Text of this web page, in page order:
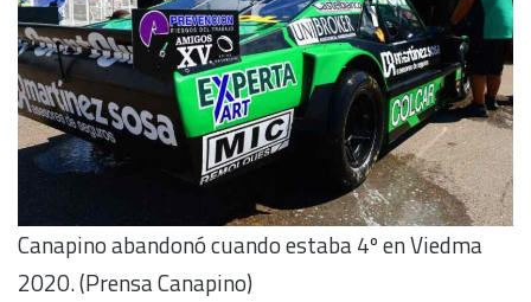
Canapino abandonó cuando estaba 4º en Viedma
2020. (Prensa Canapino)